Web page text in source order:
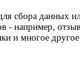
сбора данных
- например,
и многое